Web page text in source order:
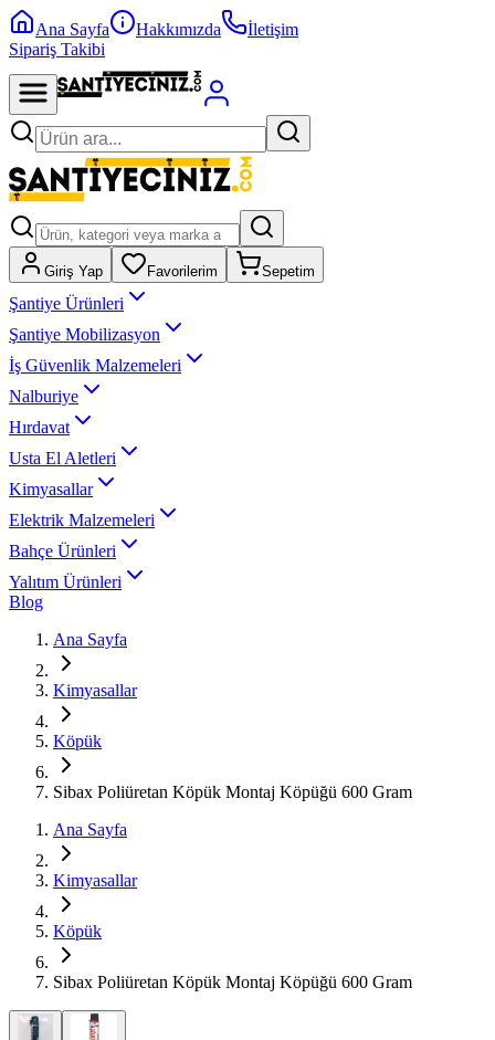
Ana Sayfa Hakkımızda
İletişim
Sipariş Takibi
Giriş Yap Favorilerim Sepetim
Şantiye Ürünleri
Şantiye Mobilizasyon
İş Güvenlik Malzemeleri
Nalburiye
Hırdavat
Usta El Aletleri
Kimyasallar
Elektrik Malzemeleri
Bahçe Ürünleri
Yalıtım Ürünleri
Blog
Ana Sayfa
Kimyasallar
Köpük
Sibax Poliüretan Köpük Montaj Köpüğü 600 Gram
Ana Sayfa
Kimyasallar
Köpük
Sibax Poliüretan Köpük Montaj Köpüğü 600 Gram